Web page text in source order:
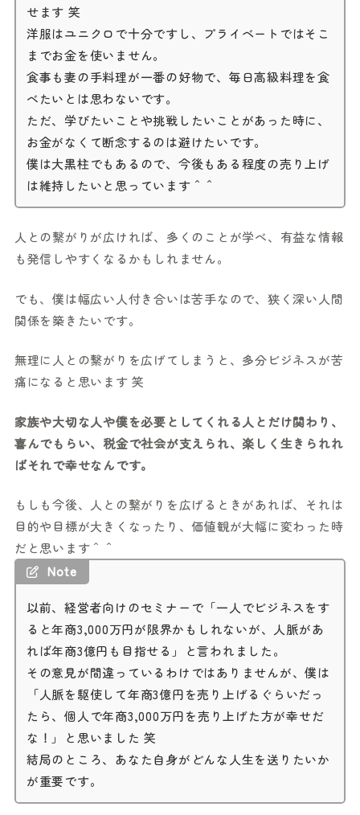
せます 笑
洋服はユニクロで十分ですし、プライベートではそこ
までお金を使いません。
食事も妻の手料理が一番の好物で、毎日高級料理を食
べたいとは思わないです。
ただ、学びたいことや挑戦したいことがあった時に、
お金がなくて断念するのは避けたいです。
僕は大黒柱でもあるので、今後もある程度の売り上げ
は維持したいと思っています＾＾
人との繋がりが広ければ、多くのことが学べ、有益な情報
も発信しやすくなるかもしれません。
でも、僕は幅広い人付き合いは苦手なので、狭く深い人間
関係を築きたいです。
無理に人との繋がりを広げてしまうと、多分ビジネスが苦
痛になると思います 笑
家族や大切な人や僕を必要としてくれる人とだけ関わり、
喜んでもらい、税金で社会が支えられ、楽しく生きられれ
ばそれで幸せなんです。
もしも今後、人との繋がりを広げるときがあれば、それは
目的や目標が大きくなったり、価値観が大幅に変わった時
だと思います＾＾
Note
以前、経営者向けのセミナーで「一人でビジネスをす
ると年商3,000万円が限界かもしれないが、人脈があ
れば年商3億円も目指せる」と言われました。
その意見が間違っているわけではありませんが、僕は
「人脈を駆使して年商3億円を売り上げるぐらいだっ
たら、個人で年商3,000万円を売り上げた方が幸せだ
な！」と思いました 笑
結局のところ、あなた自身がどんな人生を送りたいか
が重要です。